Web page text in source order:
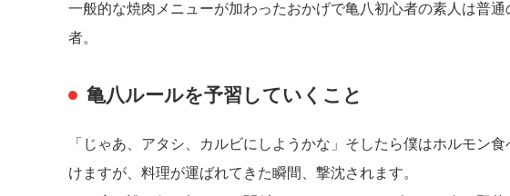
一般的な焼肉メニューが加わったおかげで亀八初心者の素人は普
者。
亀八ルールを予習していくこと
「じゃあ、アタシ、カルビにしようかな」そしたら僕はホルモン
けますが、料理が運ばれてきた瞬間、撃沈されます。